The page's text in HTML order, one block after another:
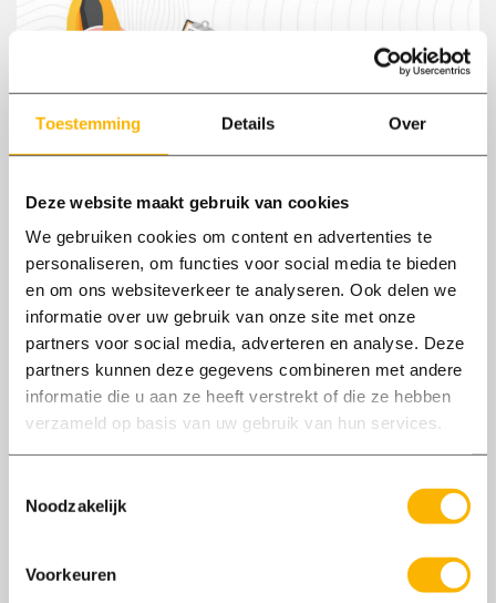
Toestemming Details Over
Deze website maakt gebruik van cookies
We gebruiken cookies om content en advertenties te
personaliseren, om functies voor social media te bieden
en om ons websiteverkeer te analyseren. Ook delen we
informatie over uw gebruik van onze site met onze
partners voor social media, adverteren en analyse. Deze
partners kunnen deze gegevens combineren met andere
informatie die u aan ze heeft verstrekt of die ze hebben
verzameld op basis van uw gebruik van hun services.
Noodzakelijk
Voorkeuren
24/04
2024
Boost je Werkgeluk: Vijf Essentiële
Jouw persoonlijke rol in jouw werkgeluk is
essentieel. Ontdek vijf manieren waarop je zelf
kunt bijdragen aan het genieten van je werk.